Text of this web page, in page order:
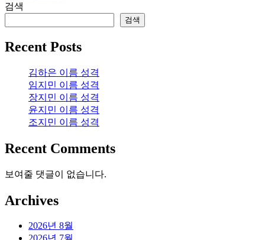
검색
검색
Recent Posts
김하은 이름 성격
임지민 이름 성격
장지민 이름 성격
윤지민 이름 성격
조지민 이름 성격
Recent Comments
보여줄 댓글이 없습니다.
Archives
2026년 8월